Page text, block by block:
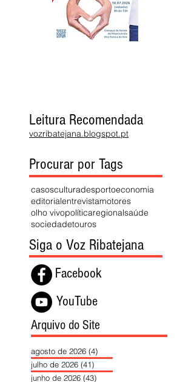
Leitura Recomendada
vozribatejana.blogspot.pt
Procurar por Tags
casosculturadesportoeconomia
editorialentrevistamotores
olho vivopolíticaregionalsaúde
sociedadetouros
Siga o Voz Ribatejana
Facebook
YouTube
Arquivo do Site
agosto de 2026 (4)
julho de 2026 (41)
junho de 2026 (43)